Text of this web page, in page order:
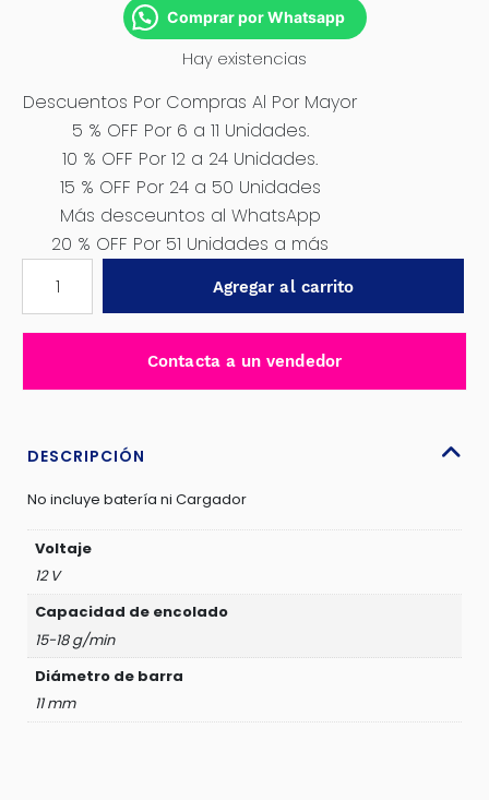
Comprar por Whatsapp
Hay existencias
Descuentos Por Compras Al Por Mayor
5 % OFF Por 6 a 11 Unidades.
10 % OFF Por 12 a 24 Unidades.
15 % OFF Por 24 a 50 Unidades
Más desceuntos al WhatsApp
20 % OFF Por 51 Unidades a más
SILICONA
-
cantidad
Agregar al carrito
Contacta a un vendedor
DESCRIPCIÓN
No incluye batería ni Cargador
Voltaje
12 V
Capacidad de encolado
15-18 g/min
Diámetro de barra
11 mm